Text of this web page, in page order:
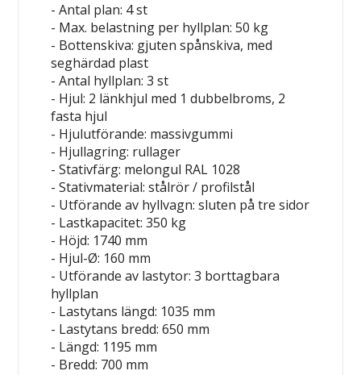
- Antal plan: 4 st
- Max. belastning per hyllplan: 50 kg
- Bottenskiva: gjuten spånskiva, med
seghärdad plast
- Antal hyllplan: 3 st
- Hjul: 2 länkhjul med 1 dubbelbroms, 2
fasta hjul
- Hjulutförande: massivgummi
- Hjullagring: rullager
- Stativfärg: melongul RAL 1028
- Stativmaterial: stålrör / profilstål
- Utförande av hyllvagn: sluten på tre sidor
- Lastkapacitet: 350 kg
- Höjd: 1740 mm
- Hjul-Ø: 160 mm
- Utförande av lastytor: 3 borttagbara
hyllplan
- Lastytans längd: 1035 mm
- Lastytans bredd: 650 mm
- Längd: 1195 mm
- Bredd: 700 mm